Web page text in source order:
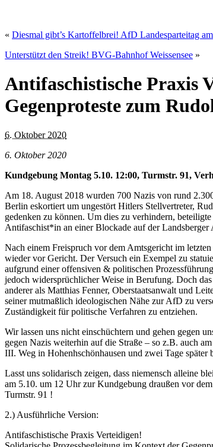
« Diesmal gibt’s Kartoffelbrei! AfD Landesparteitag
Unterstützt den Streik! BVG-Bahnhof Weissensee »
Antifaschistische Praxis
Gegenproteste zum
6. Oktober 2020
6. Oktober 2020
Kundgebung Montag 5.10. 12:00, Turmstr. 91,
Am 18. August 2018 wurden 700 Nazis von rund
Berlin eskortiert um ungestört Hitlers Stellvertreter,
gedenken zu können. Um dies zu verhindern,
Antifaschist*in an einer Blockade auf der Landsberger
Nach einem Freispruch vor dem Amtsgericht im letzten
wieder vor Gericht. Der Versuch ein Exempel zu
aufgrund einer offensiven & politischen
jedoch widersprüchlicher Weise in Berufung. Doch
anderer als Matthias Fenner, Oberstaatsanwalt und
seiner mutmaßlich ideologischen Nähe zur AfD zu
Zuständigkeit für politische Verfahren zu entziehen.
Wir lassen uns nicht einschüchtern und gehen gegen
gegen Nazis weiterhin auf die Straße – so z.B. auch
III. Weg in Hohenhschönhausen und zwei Tage später
Lasst uns solidarisch zeigen, dass niemensch alleine
am 5.10. um 12 Uhr zur Kundgebung draußen vor
Turmstr. 91 !
2.) Ausführliche Version:
Antifaschistische Praxis Verteidigen!